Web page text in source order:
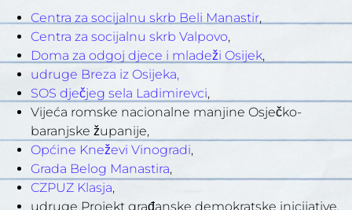
Centra za socijalnu skrb Beli Manastir,
Centra za socijalnu skrb Valpovo,
Doma za odgoj djece i mladeži Osijek,
udruge Breza iz Osijeka,
SOS dječjeg sela Ladimirevci,
Vijeća romske nacionalne manjine Osječko-
baranjske županije,
Općine Kneževi Vinogradi,
Grada Belog Manastira,
CZPUZ Klasja,
udruge Projekt građanske demokratske inicijative.